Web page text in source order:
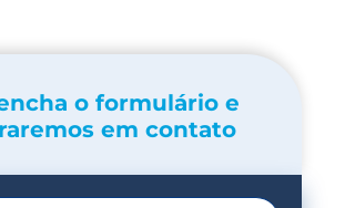
o formulário e
em contato